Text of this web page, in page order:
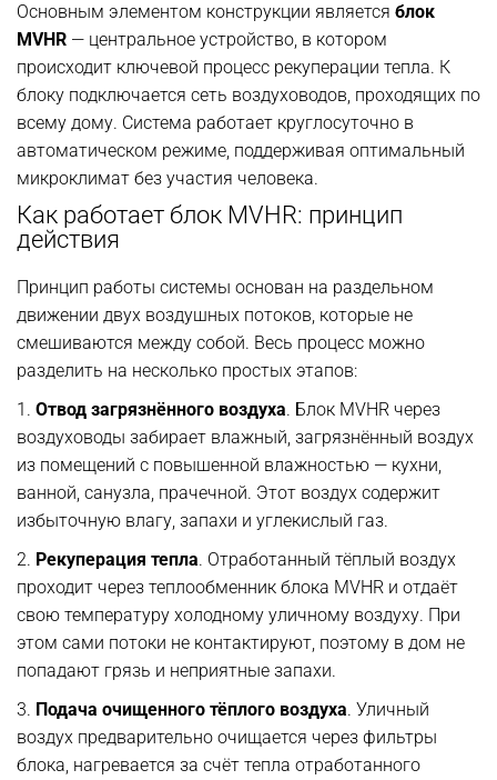
Основным элементом конструкции является блок
MVHR — центральное устройство, в котором
происходит ключевой процесс рекуперации тепла. К
блоку подключается сеть воздуховодов, проходящих по
всему дому. Система работает круглосуточно в
автоматическом режиме, поддерживая оптимальный
микроклимат без участия человека.
Как работает блок MVHR: принцип
действия
Принцип работы системы основан на раздельном
движении двух воздушных потоков, которые не
смешиваются между собой. Весь процесс можно
разделить на несколько простых этапов:
1. Отвод загрязнённого воздуха. Блок MVHR через
воздуховоды забирает влажный, загрязнённый воздух
из помещений с повышенной влажностью — кухни,
ванной, санузла, прачечной. Этот воздух содержит
избыточную влагу, запахи и углекислый газ.
2. Рекуперация тепла. Отработанный тёплый воздух
проходит через теплообменник блока MVHR и отдаёт
свою температуру холодному уличному воздуху. При
этом сами потоки не контактируют, поэтому в дом не
попадают грязь и неприятные запахи.
3. Подача очищенного тёплого воздуха. Уличный
воздух предварительно очищается через фильтры
блока, нагревается за счёт тепла отработанного